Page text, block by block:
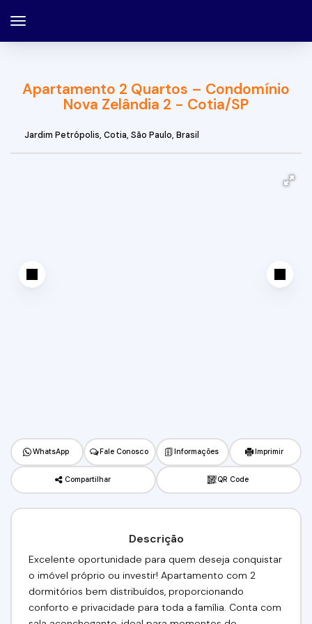
Apartamento 2 Quartos – Condomínio
Nova Zelândia 2 - Cotia/SP
Jardim Petrópolis, Cotia, São Paulo, Brasil
WhatsApp Fale Conosco Informações Imprimir
Compartilhar QR Code
Descrição
Excelente oportunidade para quem deseja conquistar
o imóvel próprio ou investir! Apartamento com 2
dormitórios bem distribuídos, proporcionando
conforto e privacidade para toda a família. Conta com